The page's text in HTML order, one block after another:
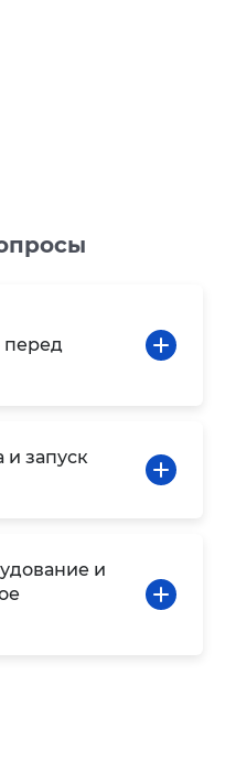
перед
и запуск
и